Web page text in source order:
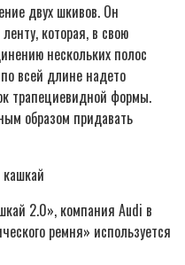
двух шкивов. Он
которая, в свою
нескольких полос
всей длине надето
трапециевидной формы.
образом придавать
2.0», компания Audi в
ремня» используется